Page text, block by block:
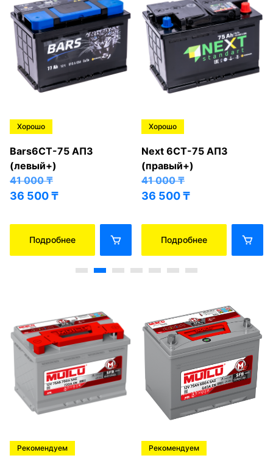
Хорошо
Bars6СТ-75 АПЗ
(левый+)
41 000₸
36 500₸
Подробнее
Хорошо
Next 6СТ-75 АПЗ
(правый+)
41 000₸
36 500₸
Подробнее
Рекомендуем Рекомендуем